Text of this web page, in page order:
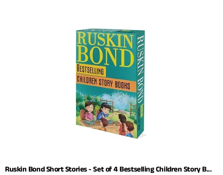
Ruskin Bond Short Stories - Set of 4 Bestselling Children Story B...